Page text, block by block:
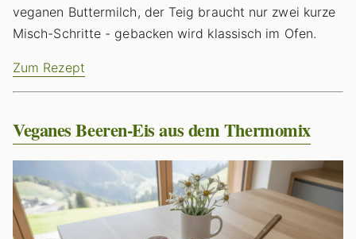
veganen Buttermilch, der Teig braucht nur zwei kurze
Misch-Schritte - gebacken wird klassisch im Ofen.
Zum Rezept
Veganes Beeren-Eis aus dem Thermomix